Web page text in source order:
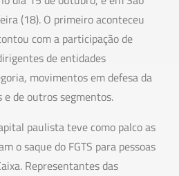
(18). O primeiro aconteceu
com a participação de
de entidades
movimentos em defesa da
de outros segmentos.
paulista teve como palco as
o saque do FGTS para pessoas
Representantes das